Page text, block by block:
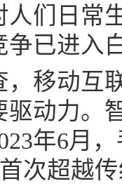
人们日常
争已进入
，移动互
驱动力。
年6月
次超越